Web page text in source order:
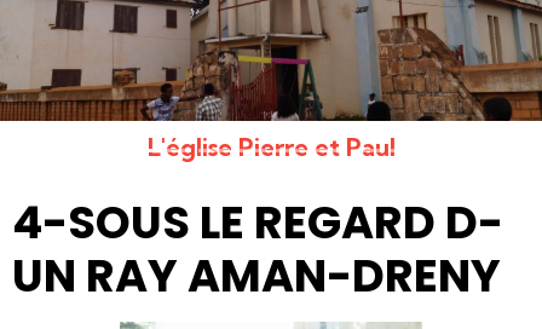
L'église Pierre et Paul
4-SOUS LE REGARD D-
UN RAY AMAN-DRENY